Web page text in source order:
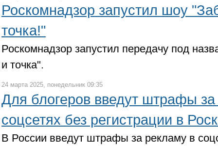
Роскомнадзор запустил шоу
точка!"
Роскомнадзор запустил передачу под
и точка".
24 марта 2025, понедельник 09:35
Для блогеров введут штрафы
соцсетях без регистрации в
В России введут штрафы за рекламу в